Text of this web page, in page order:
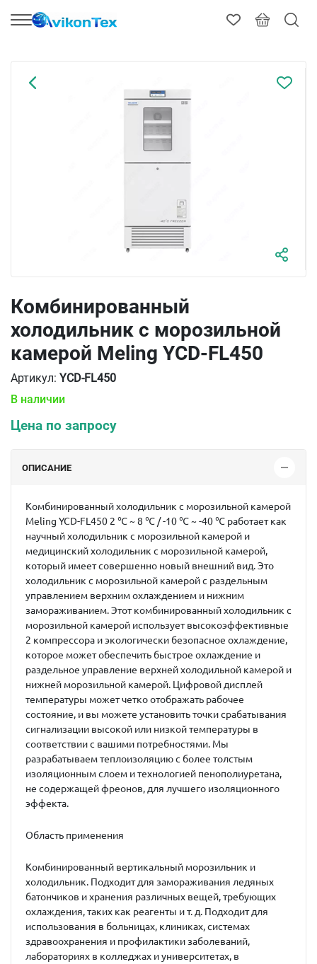
Комбинированный
холодильник с морозильной
камерой Meling YCD-FL450
Артикул: YCD-FL450
В наличии
Цена по запросу
ОПИСАНИЕ
Комбинированный холодильник с морозильной камерой
Meling YCD-FL450 2 ℃ ~ 8 ℃ / -10 ℃ ~ -40 ℃ работает как
научный холодильник с морозильной камерой и
медицинский холодильник с морозильной камерой,
который имеет совершенно новый внешний вид. Это
холодильник с морозильной камерой с раздельным
управлением верхним охлаждением и нижним
замораживанием. Этот комбинированный холодильник с
морозильной камерой использует высокоэффективные
2 компрессора и экологически безопасное охлаждение,
которое может обеспечить быстрое охлаждение и
раздельное управление верхней холодильной камерой и
нижней морозильной камерой. Цифровой дисплей
температуры может четко отображать рабочее
состояние, и вы можете установить точки срабатывания
сигнализации высокой или низкой температуры в
соответствии с вашими потребностями. Мы
разрабатываем теплоизоляцию с более толстым
изоляционным слоем и технологией пенополиуретана,
не содержащей фреонов, для лучшего изоляционного
эффекта.
Область применения
Комбинированный вертикальный морозильник и
холодильник. Подходит для замораживания ледяных
батончиков и хранения различных вещей, требующих
охлаждения, таких как реагенты и т. д. Подходит для
использования в больницах, клиниках, системах
здравоохранения и профилактики заболеваний,
лабораториях в колледжах и университетах, в